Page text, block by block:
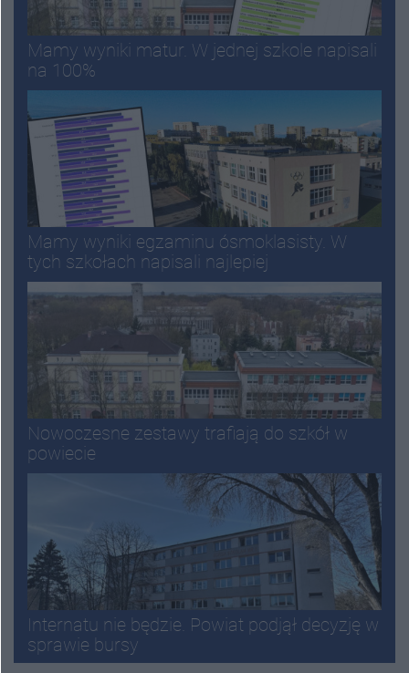
Mamy wyniki matur. W jednej szkole napisali
na 100%
Mamy wyniki egzaminu ósmoklasisty. W
tych szkołach napisali najlepiej
Nowoczesne zestawy trafiają do szkół w
powiecie
Internatu nie będzie. Powiat podjął decyzję w
sprawie bursy